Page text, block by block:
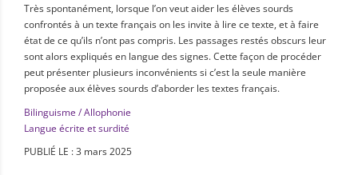
Très spontanément, lorsque l’on veut aider les élèves sourds
confrontés à un texte français on les invite à lire ce texte, et à faire
état de ce qu’ils n’ont pas compris. Les passages restés obscurs leur
sont alors expliqués en langue des signes. Cette façon de procéder
peut présenter plusieurs inconvénients si c’est la seule manière
proposée aux élèves sourds d’aborder les textes français.
Bilinguisme / Allophonie
Langue écrite et surdité
PUBLIÉ LE : 3 mars 2025